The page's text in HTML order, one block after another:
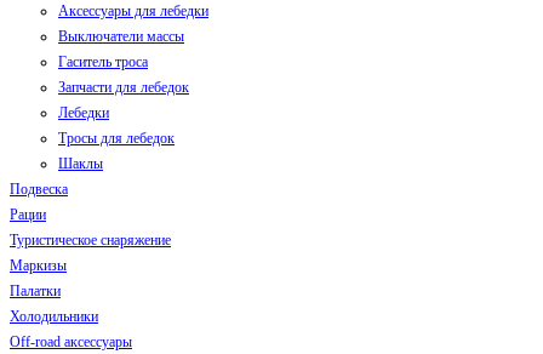
Аксессуары для лебедки
Выключатели массы
Гаситель тросa
Запчасти для лебедок
Лебедки
Тросы для лебедок
Шаклы
Подвеска
Рации
Туристическое снаряжение
Маркизы
Палатки
Холодильники
Off-road аксессуары